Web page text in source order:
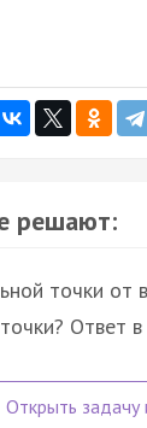
решают:
точки
Ответ